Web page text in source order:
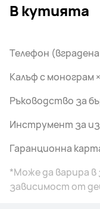
В кутията
Телефон
Калъф с монограм
Ръководство за
Инструмент за
Гаранционна
*Може да варира
зависимост от